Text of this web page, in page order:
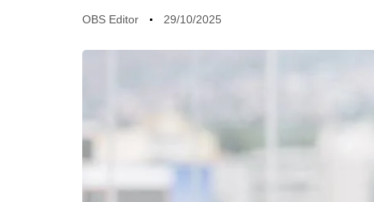
OBS Editor 29/10/2025